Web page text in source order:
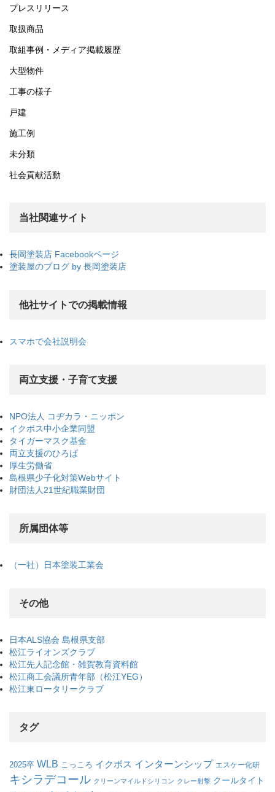
プレスリリース
取扱商品
取組事例・メディア掲載履歴
大型物件
工事の様子
戸建
施工例
未分類
社会貢献活動
当社関連サイト
長岡塗装店 Facebookページ
塗装屋のブログ by 長岡塗装店
他社サイトでの掲載情報
スマホで会社説明会
両立支援・子育て支援
NPO法人 コヂカラ・ニッポン
イクボス中小企業同盟
タイガーマスク基金
両立支援のひろば
厚生労働省
島根県少子化対策Webサイト
財団法人21世紀職業財団
所属団体等
（一社）日本塗装工業会
その他
日本ALS協会 島根県支部
松江ライオンズクラブ
松江先人記念館・雑賀教育資料館
松江商工会議所青年部（松江YEG）
松江東ロータリークラブ
タグ
2025卒 WLB こっころ イクボス インターンシップ エスケー化研
キシラデコール クリーンマイルドシリコン クレー射撃 クールタイト